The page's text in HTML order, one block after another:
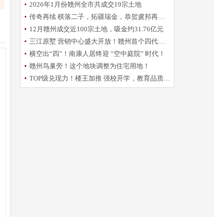
2026年1月份赣州全市共成交19宗土地
传奇再续 棋落二子，拓疆瑞金，恭贺虞邦再摘新地！
12月赣州成交近100宗土地，吸金约31.76亿元
三江原墅 营销中心盛大开放！赣州首个四代洋房倾城亮相
横空出“四”！南康人居终迎 “空中庭院” 时代！
赣州鸟巢旁！这个地块调整为住宅用地！
TOP级兑现力！楼王加推 强校开学，教育品质再升级！